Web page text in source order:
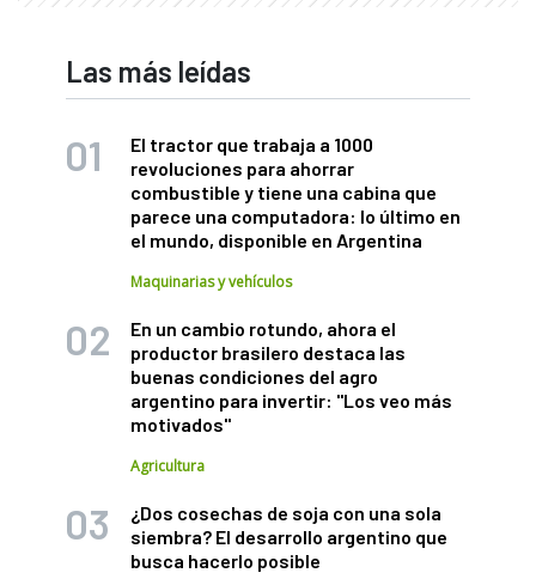
Las más leídas
El tractor que trabaja a 1000
revoluciones para ahorrar
combustible y tiene una cabina que
parece una computadora: lo último en
el mundo, disponible en Argentina
Maquinarias y vehículos
En un cambio rotundo, ahora el
productor brasilero destaca las
buenas condiciones del agro
argentino para invertir: "Los veo más
motivados"
Agricultura
¿Dos cosechas de soja con una sola
siembra? El desarrollo argentino que
busca hacerlo posible